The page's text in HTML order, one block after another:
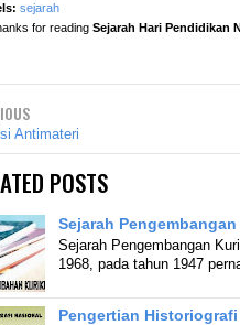
sejarah
for reading Sejarah Hari Pendidikan
Antimateri
POSTS
Sejarah
Sejarah Pengembangan
1968, pada tahun 1947
Pengertian